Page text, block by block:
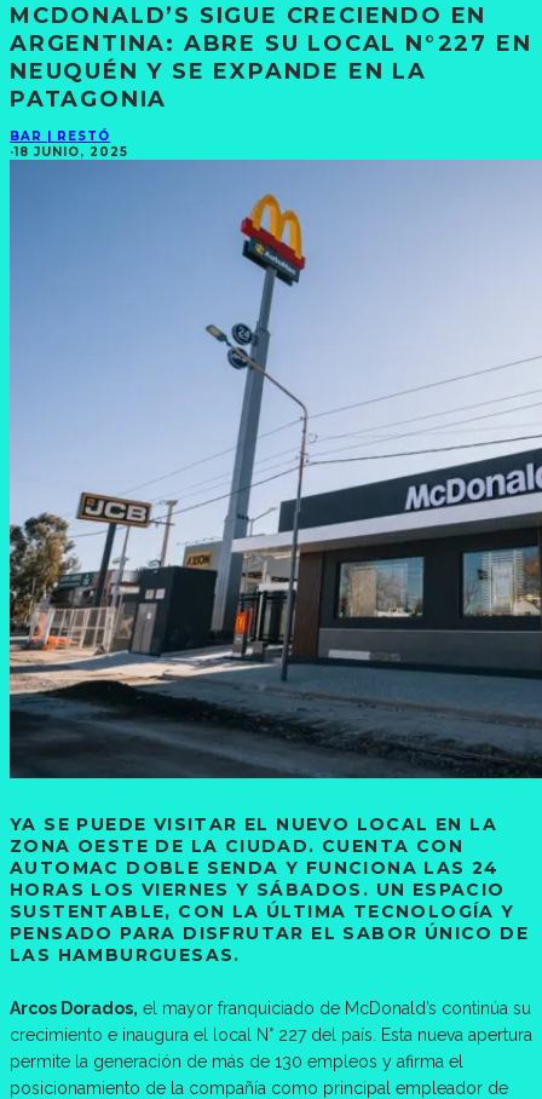
MCDONALD’S SIGUE CRECIENDO EN
ARGENTINA: ABRE SU LOCAL N°227 EN
NEUQUÉN Y SE EXPANDE EN LA
PATAGONIA
BAR | RESTÓ
·18 JUNIO, 2025
YA SE PUEDE VISITAR EL NUEVO LOCAL EN LA
ZONA OESTE DE LA CIUDAD. CUENTA CON
AUTOMAC DOBLE SENDA Y FUNCIONA LAS 24
HORAS LOS VIERNES Y SÁBADOS. UN ESPACIO
SUSTENTABLE, CON LA ÚLTIMA TECNOLOGÍA Y
PENSADO PARA DISFRUTAR EL SABOR ÚNICO DE
LAS HAMBURGUESAS.
Arcos Dorados, el mayor franquiciado de McDonald’s continúa su
crecimiento e inaugura el local N° 227 del país. Esta nueva apertura
permite la generación de más de 130 empleos y afirma el
posicionamiento de la compañía como principal empleador de